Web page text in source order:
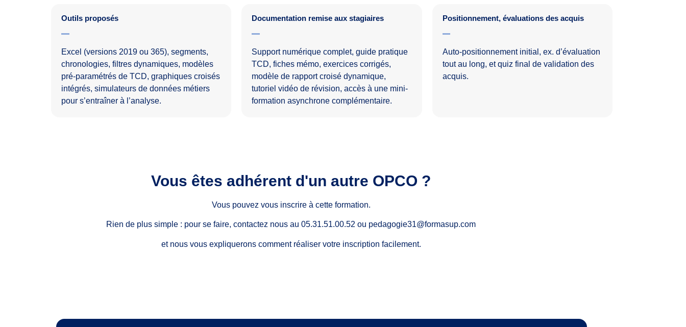
Outils proposés
Excel (versions 2019 ou 365), segments,
chronologies, filtres dynamiques, modèles
pré-paramétrés de TCD, graphiques croisés
intégrés, simulateurs de données métiers
pour s’entraîner à l’analyse.
Documentation remise aux stagiaires
Support numérique complet, guide pratique
TCD, fiches mémo, exercices corrigés,
modèle de rapport croisé dynamique,
tutoriel vidéo de révision, accès à une mini-
formation asynchrone complémentaire.
Positionnement, évaluations des acquis
Auto-positionnement initial, ex. d’évaluation
tout au long, et quiz final de validation des
acquis.
Vous êtes adhérent d'un autre OPCO ?
Vous pouvez vous inscrire à cette formation.
Rien de plus simple : pour se faire, contactez nous au 05.31.51.00.52 ou pedagogie31@formasup.com
et nous vous expliquerons comment réaliser votre inscription facilement.